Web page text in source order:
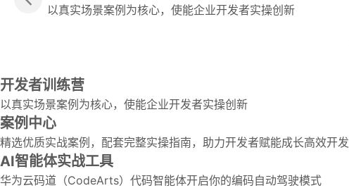
以真实场景案例为核心，使能企业开发者实操创新
开发者训练营
以真实场景案例为核心，使能企业开发者实操创新
案例中心
精选优质实战案例，配套完整实操指南，助力开发者赋能成长高效开发
AI智能体实战工具
华为云码道（CodeArts）代码智能体开启你的编码自动驾驶模式